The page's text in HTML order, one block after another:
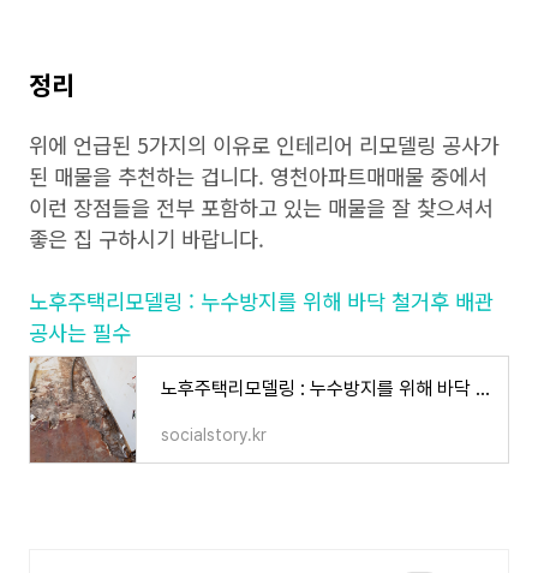
정리
위에 언급된 5가지의 이유로 인테리어 리모델링 공사가
된 매물을 추천하는 겁니다. 영천아파트매매물 중에서
이런 장점들을 전부 포함하고 있는 매물을 잘 찾으셔서
좋은 집 구하시기 바랍니다.
노후주택리모델링 : 누수방지를 위해 바닥 철거후 배관
공사는 필수
노후주택리모델링 : 누수방지를 위해 바닥 철거후 배관 공사는 필수
socialstory.kr